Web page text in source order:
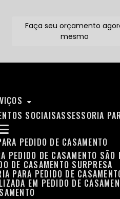
Faça seu orçamento
mesmo
SOCIAIS ASSESSORIA
PEDIDO DE CASAMENTO
PEDIDO DE CASAMENTO SÃO
DE CASAMENTO SURPRESA
PARA PEDIDO DE
EM PEDIDO DE